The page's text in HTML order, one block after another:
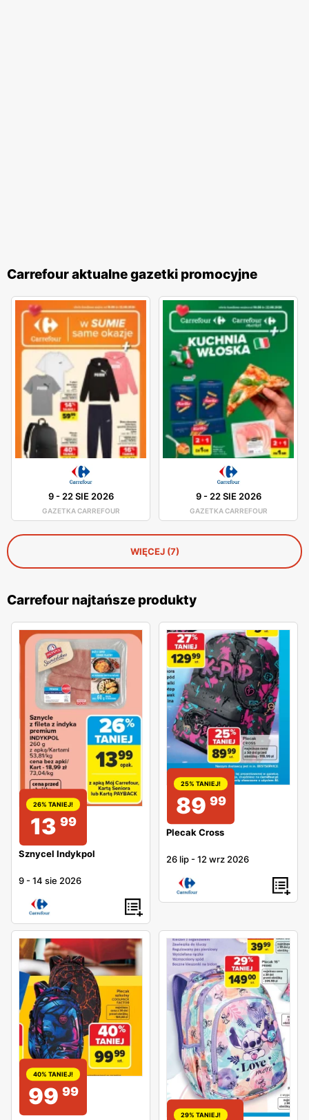
Carrefour aktualne gazetki promocyjne
9-22 SIE 2026
GAZETKA CARREFOUR
9-22 SIE 2026
GAZETKA CARREFOUR
WIĘCEJ (7)
Carrefour najtańsze produkty
26% TANIEJ!
13 99
Sznycel Indykpol
9 -14 sie 2026
25% TANIEJ!
89 99
Plecak Cross
26 lip -12 wrz 2026
40% TANIEJ!
99 99
29% TANIEJ!